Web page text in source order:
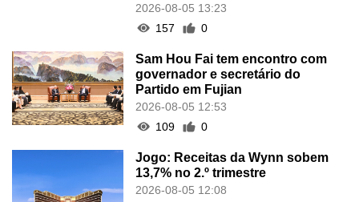
2026-08-05 13:23
157
0
Sam Hou Fai tem encontro com
governador e secretário do
Partido em Fujian
2026-08-05 12:53
109
0
Jogo: Receitas da Wynn sobem
13,7% no 2.º trimestre
2026-08-05 12:08